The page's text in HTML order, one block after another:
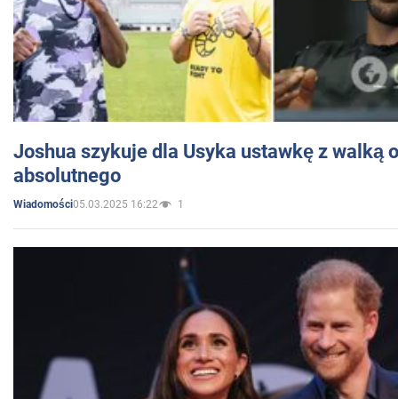
Joshua szykuje dla Usyka ustawkę z walką
absolutnego
Wiadomości05.03.2025 16:22 1